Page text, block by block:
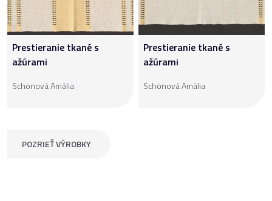
Prestieranie tkané s
ažúrami
Schönová Amália
Prestieranie tkané s
ažúrami
Schönová Amália
POZRIEŤ VÝROBKY